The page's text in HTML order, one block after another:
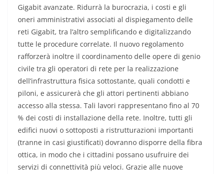
Gigabit avanzate. Ridurrà la burocrazia, i costi e gli
oneri amministrativi associati al dispiegamento delle
reti Gigabit, tra l’altro semplificando e digitalizzando
tutte le procedure correlate. Il nuovo regolamento
rafforzerà inoltre il coordinamento delle opere di genio
civile tra gli operatori di rete per la realizzazione
dell’infrastruttura fisica sottostante, quali condotti e
piloni, e assicurerà che gli attori pertinenti abbiano
accesso alla stessa. Tali lavori rappresentano fino al 70
% dei costi di installazione della rete. Inoltre, tutti gli
edifici nuovi o sottoposti a ristrutturazioni importanti
(tranne in casi giustificati) dovranno disporre della fibra
ottica, in modo che i cittadini possano usufruire dei
servizi di connettività più veloci. Grazie alle nuove